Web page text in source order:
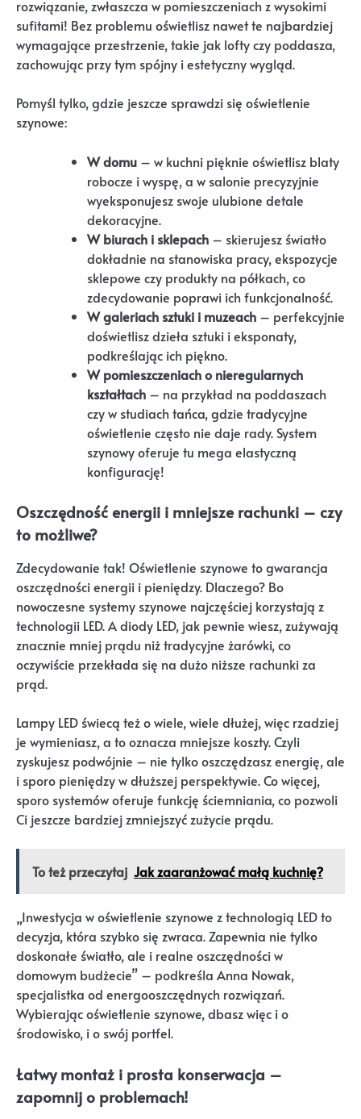
rozwiązanie, zwłaszcza w pomieszczeniach z wysokimi
sufitami! Bez problemu oświetlisz nawet te najbardziej
wymagające przestrzenie, takie jak lofty czy poddasza,
zachowując przy tym spójny i estetyczny wygląd.
Pomyśl tylko, gdzie jeszcze sprawdzi się oświetlenie
szynowe:
W domu – w kuchni pięknie oświetlisz blaty
robocze i wyspę, a w salonie precyzyjnie
wyeksponujesz swoje ulubione detale
dekoracyjne.
W biurach i sklepach – skierujesz światło
dokładnie na stanowiska pracy, ekspozycje
sklepowe czy produkty na półkach, co
zdecydowanie poprawi ich funkcjonalność.
W galeriach sztuki i muzeach – perfekcyjnie
doświetlisz dzieła sztuki i eksponaty,
podkreślając ich piękno.
W pomieszczeniach o nieregularnych
kształtach – na przykład na poddaszach
czy w studiach tańca, gdzie tradycyjne
oświetlenie często nie daje rady. System
szynowy oferuje tu mega elastyczną
konfigurację!
Oszczędność energii i mniejsze rachunki – czy
to możliwe?
Zdecydowanie tak! Oświetlenie szynowe to gwarancja
oszczędności energii i pieniędzy. Dlaczego? Bo
nowoczesne systemy szynowe najczęściej korzystają z
technologii LED. A diody LED, jak pewnie wiesz, zużywają
znacznie mniej prądu niż tradycyjne żarówki, co
oczywiście przekłada się na dużo niższe rachunki za
prąd.
Lampy LED świecą też o wiele, wiele dłużej, więc rzadziej
je wymieniasz, a to oznacza mniejsze koszty. Czyli
zyskujesz podwójnie – nie tylko oszczędzasz energię, ale
i sporo pieniędzy w dłuższej perspektywie. Co więcej,
sporo systemów oferuje funkcję ściemniania, co pozwoli
Ci jeszcze bardziej zmniejszyć zużycie prądu.
To też przeczytaj Jak zaaranżować małą kuchnię?
„Inwestycja w oświetlenie szynowe z technologią LED to
decyzja, która szybko się zwraca. Zapewnia nie tylko
doskonałe światło, ale i realne oszczędności w
domowym budżecie” – podkreśla Anna Nowak,
specjalistka od energooszczędnych rozwiązań.
Wybierając oświetlenie szynowe, dbasz więc i o
środowisko, i o swój portfel.
Łatwy montaż i prosta konserwacja –
zapomnij o problemach!